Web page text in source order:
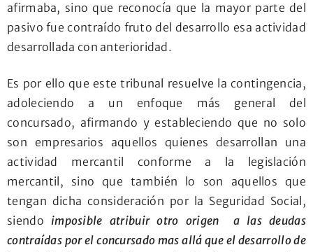
afirmaba, sino que reconocía que la mayor parte del
pasivo fue contraído fruto del desarrollo esa actividad
desarrollada con anterioridad.
Es por ello que este tribunal resuelve la contingencia,
adoleciendo a un enfoque más general del
concursado, afirmando y estableciendo que no solo
son empresarios aquellos quienes desarrollan una
actividad mercantil conforme a la legislación
mercantil, sino que también lo son aquellos que
tengan dicha consideración por la Seguridad Social,
siendo imposible atribuir otro origen a las deudas
contraídas por el concursado mas allá que el desarrollo de